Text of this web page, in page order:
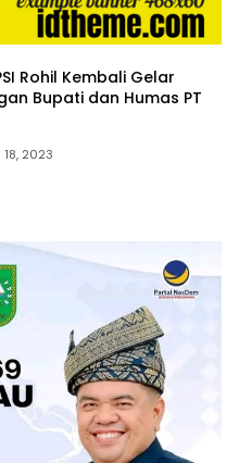
Rohil Kembali Gelar
Bupati dan Humas PT
2023